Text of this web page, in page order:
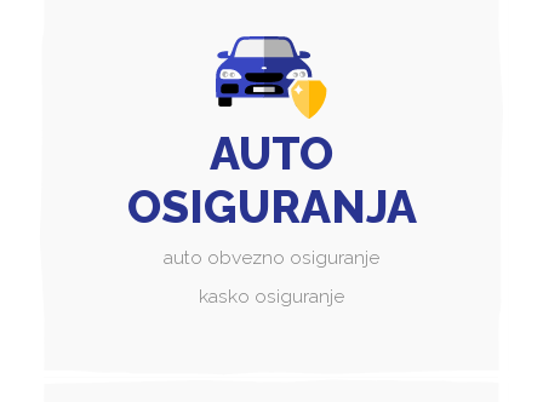
AUTO
OSIGURANJA
auto obvezno osiguranje
kasko osiguranje